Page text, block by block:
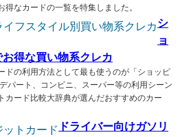
得なカードの一覧を特集しました。
シ
ョ
お得な買い物系クレカ
ドの利用方法として最も使うのが「ショッピ
パート、コンビニ、スーパー等の利用シーン
カード比較大辞典が選んだおすすめのカー
ドライバー向けガソリ